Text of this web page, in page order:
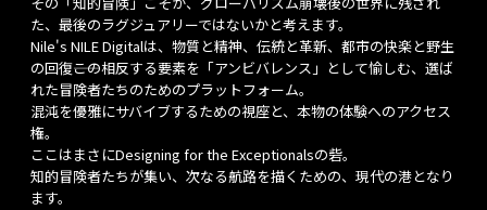
た、最後のラグジュアリーではないかと考えます。
Nile's NILE Digitalは、物質と精神、伝統と革新、都市の快楽と野生
の回復――この相反する要素を「アンビバレンス」として愉しむ、選ば
れた冒険者たちのためのプラットフォーム。
混沌を優雅にサバイブするための視座と、本物の体験へのアクセス
権。
ここはまさにDesigning for the Exceptionalsの砦。
知的冒険者たちが集い、次なる航路を描くための、現代の港となり
ます。